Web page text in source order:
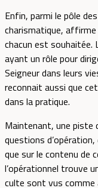
Enfin, parmi le pôle
charismatique, affirme
chacun est souhaitée.
ayant un rôle pour
Seigneur dans leurs
reconnait aussi que
dans la pratique.
Maintenant, une piste
questions
que sur le contenu de
l’opérationnel trouve
culte sont vus